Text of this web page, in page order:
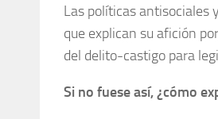
Las políticas antisociales
que explican su afición
del delito-castigo para
Si no fuese así, ¿cómo